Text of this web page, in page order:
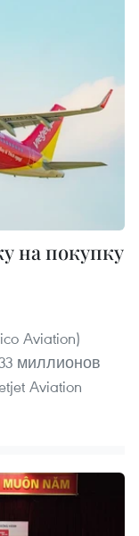
на покупку
Aviation)
миллионов
Aviation